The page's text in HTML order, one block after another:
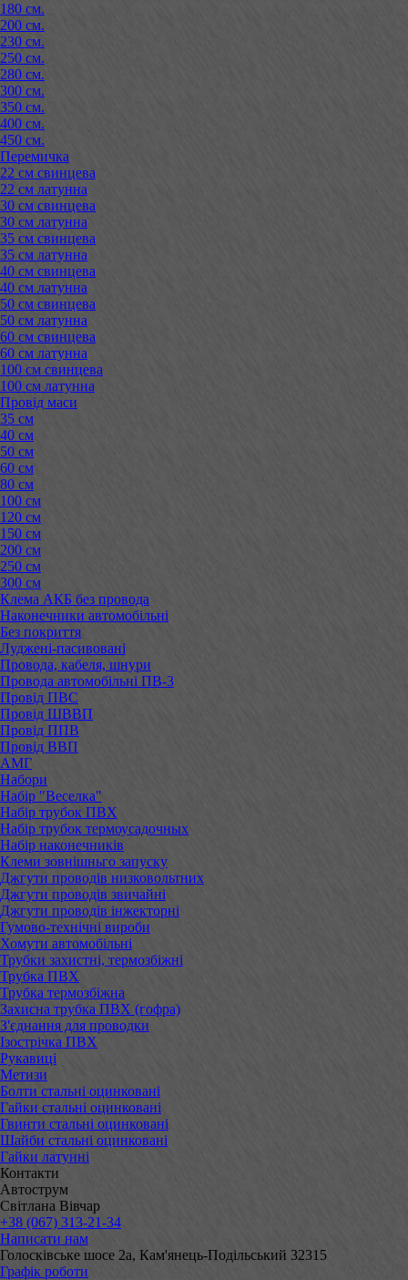
180 см.
200 см.
230 см.
250 см.
280 см.
300 см.
350 см.
400 см.
450 см.
Перемичка
22 см свинцева
22 см латунна
30 см свинцева
30 см латунна
35 см свинцева
35 см латунна
40 см свинцева
40 см латунна
50 см свинцева
50 см латунна
60 см свинцева
60 см латунна
100 см свинцева
100 см латунна
Провід маси
35 см
40 см
50 см
60 см
80 см
100 см
120 см
150 см
200 см
250 см
300 см
Клема АКБ без провода
Наконечники автомобільні
Без покриття
Луджені-пасивовані
Провода, кабеля, шнури
Провода автомобільні ПВ-3
Провід ПВС
Провід ШВВП
Провід ППВ
Провід ВВП
АМГ
Набори
Набір "Веселка"
Набір трубок ПВХ
Набір трубок термоусадочных
Набір наконечників
Клеми зовнішньго запуску
Джгути проводів низковольтних
Джгути проводів звичайні
Джгути проводів інжекторні
Гумово-технічні вироби
Хомути автомобільні
Трубки захистні, термозбіжні
Трубка ПВХ
Трубка термозбіжна
Захисна трубка ПВХ (гофра)
З'єднання для проводки
Ізострічка ПВХ
Рукавиці
Метизи
Болти стальні оцинковані
Гайки стальні оцинковані
Гвинти стальні оцинковані
Шайби стальні оцинковані
Гайки латунні
Контакти
Автострум
Світлана Вівчар
+38 (067) 313-21-34
Написати нам
Голосківське шосе 2а, Кам'янець-Подільський 32315
Графік роботи